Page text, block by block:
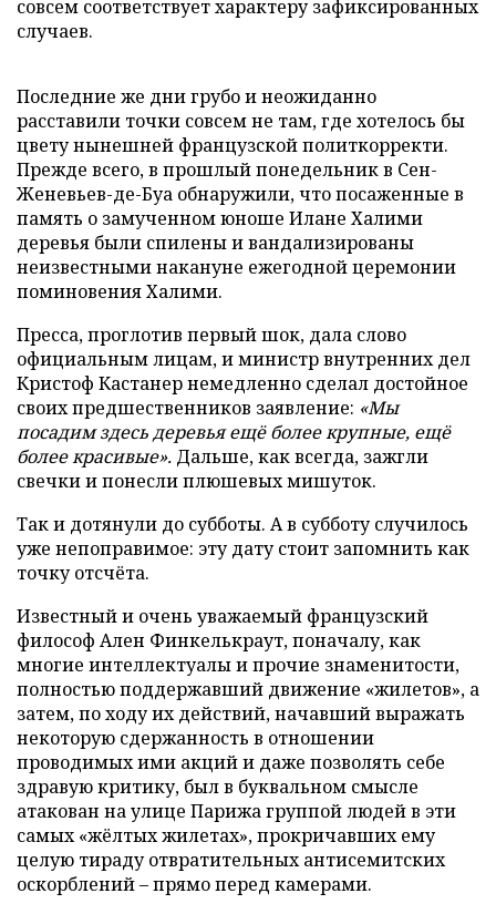
совсем соответствует характеру зафиксированных
случаев.
Последние же дни грубо и неожиданно
расставили точки совсем не там, где хотелось бы
цвету нынешней французской политкорректи.
Прежде всего, в прошлый понедельник в Сен-
Женевьев-де-Буа обнаружили, что посаженные в
память о замученном юноше Илане Халими
деревья были спилены и вандализированы
неизвестными накануне ежегодной церемонии
поминовения Халими.
Пресса, проглотив первый шок, дала слово
официальным лицам, и министр внутренних дел
Кристоф Кастанер немедленно сделал достойное
своих предшественников заявление: «Мы
посадим здесь деревья ещё более крупные, ещё
более красивые». Дальше, как всегда, зажгли
свечки и понесли плюшевых мишуток.
Так и дотянули до субботы. А в субботу случилось
уже непоправимое: эту дату стоит запомнить как
точку отсчёта.
Известный и очень уважаемый французский
философ Ален Финкелькраут, поначалу, как
многие интеллектуалы и прочие знаменитости,
полностью поддержавший движение «жилетов», а
затем, по ходу их действий, начавший выражать
некоторую сдержанность в отношении
проводимых ими акций и даже позволять себе
здравую критику, был в буквальном смысле
атакован на улице Парижа группой людей в эти
самых «жёлтых жилетах», прокричавших ему
целую тираду отвратительных антисемитских
оскорблений – прямо перед камерами.